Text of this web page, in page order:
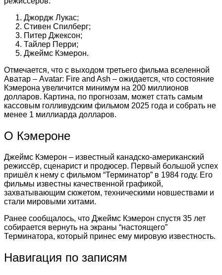
Джордж Лукас;
Стивен Спилберг;
Питер Джексон;
Тайлер Перри;
Джеймс Кэмерон.
Отмечается, что с выходом третьего фильма вселенной
Аватар – Avatar: Fire and Ash – ожидается, что состояние
Кэмерона увеличится минимум на 200 миллионов
долларов. Картина, по прогнозам, может стать самым
кассовым голливудским фильмом 2025 года и собрать не
менее 1 миллиарда долларов.
О Кэмероне
Джеймс Кэмерон – известный канадско-американский
режиссёр, сценарист и продюсер. Первый большой успех
пришёл к нему с фильмом “Терминатор” в 1984 году. Его
фильмы известны качественной графикой,
захватывающим сюжетом, техническими новшествами и
стали мировыми хитами.
Ранее сообщалось, что Джеймс Кэмерон спустя 35 лет
собирается вернуть на экраны “настоящего”
Терминатора, который принес ему мировую известность.
Навигация по записям